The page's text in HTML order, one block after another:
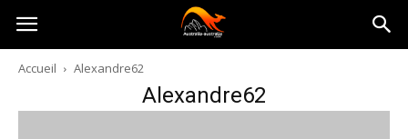
Australia-
australie.com
Accueil Alexandre62
Alexandre62